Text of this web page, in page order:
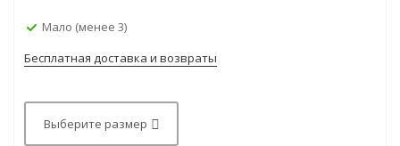
Мало (менее 3)
Бесплатная доставка и возвраты
Выберите размер